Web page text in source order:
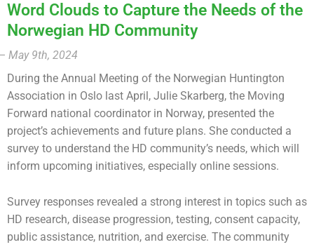
Word Clouds to Capture the Needs of the
Norwegian HD Community
May 9th, 2024
During the Annual Meeting of the Norwegian Huntington
Association in Oslo last April, Julie Skarberg, the Moving
Forward national coordinator in Norway, presented the
project’s achievements and future plans. She conducted a
survey to understand the HD community’s needs, which will
inform upcoming initiatives, especially online sessions.
Survey responses revealed a strong interest in topics such as
HD research, disease progression, testing, consent capacity,
public assistance, nutrition, and exercise. The community